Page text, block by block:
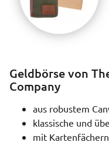
Geldbörse von
Company
aus robustem
klassische und
mit